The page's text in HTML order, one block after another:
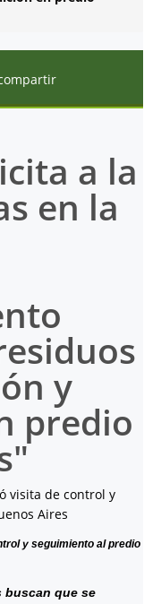
a la
en la
y
predio
y seguimiento al predio
buscan que se